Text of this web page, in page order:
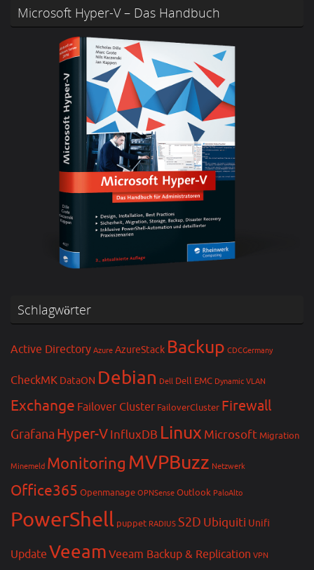
Microsoft Hyper-V – Das Handbuch
Schlagwörter
Active Directory Azure AzureStack Backup CDCGermany
CheckMK DataON Debian Dell Dell EMC Dynamic VLAN
Exchange Failover Cluster FailoverCluster Firewall
Grafana Hyper-VInfluxDB Linux Microsoft Migration
Minemeld Monitoring MVPBuzz Netzwerk
Office365 Openmanage OPNSense Outlook PaloAlto
PowerShell puppet RADIUS S2D Ubiquiti Unifi
Update Veeam Veeam Backup & Replication VPN